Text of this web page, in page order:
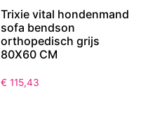
Trixie vital hondenmand
sofa bendson
orthopedisch grijs
80X60 CM
€ 115,43